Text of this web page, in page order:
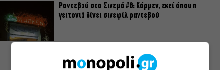
Ραντεβού στα Σινεμά #6: Κάρμεν, εκεί όπου η
γειτονιά δίνει σινεφίλ ραντεβού